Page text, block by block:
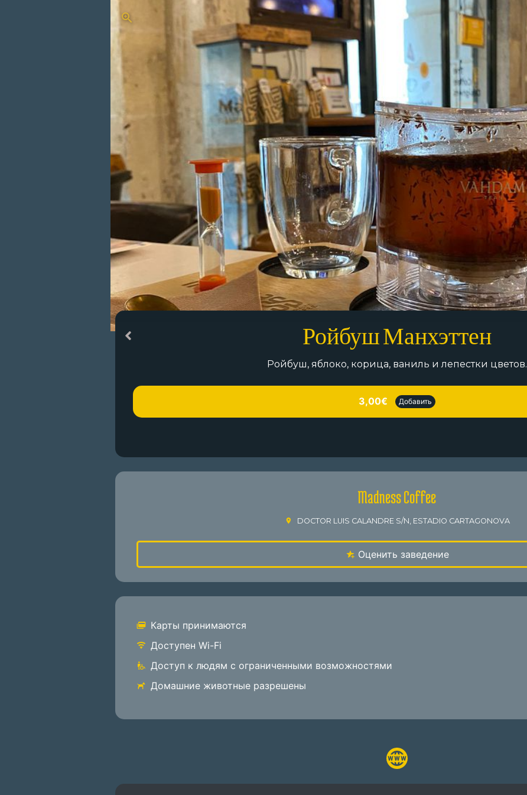
Ройбуш Манхэттен
Ройбуш, яблоко, корица, ваниль и лепестки цветов.
3,00€ Добавить
Madness Coffee
DOCTOR LUIS CALANDRE S/N, ESTADIO CARTAGONOVA
Оценить заведение
Карты принимаются
Доступен Wi-Fi
Доступ к людям с ограниченными возможностями
Домашние животные разрешены